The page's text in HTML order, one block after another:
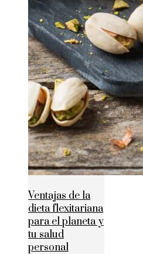
Ventajas de la
dieta flexitariana
para el planeta y
tu salud
personal